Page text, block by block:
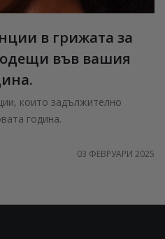
в грижата за
във вашия
които задължително
година.
03 ФЕВРУАРИ 2025